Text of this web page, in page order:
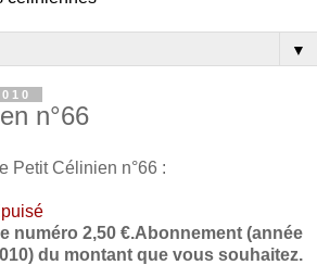
▼
n°66
Petit Célinien n°66 :
numéro 2,50 €.Abonnement (année
du montant que vous souhaitez.